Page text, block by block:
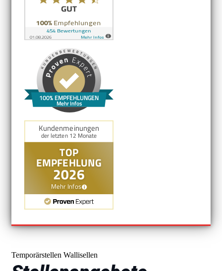
100% EMPFEHLUNGEN
Mehr Infos
Temporärstellen Wallisellen